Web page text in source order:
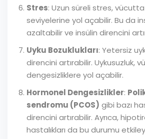
Stres: Uzun süreli stres,
seviyelerine yol açabilir. Bu da
azaltabilir ve insülin direncini
Uyku Bozuklukları: Yetersiz
direncini artırabilir. Uykusuzluk,
dengesizliklere yol açabilir.
Hormonel Dengesizlikler:
sendromu (PCOS) gibi bazı
direncini artırabilir. Ayrıca,
hastalıkları da bu durumu